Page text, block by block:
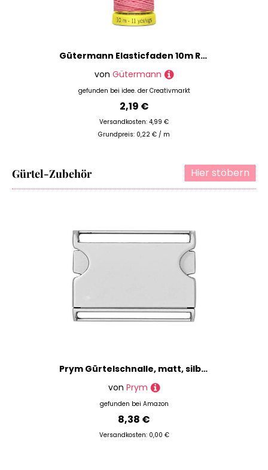
Gütermann Elasticfaden 10m Rosa
von Gütermann
gefunden bei idee. der Creativmarkt
2,19 €
Versandkosten: 4,99 €
Grundpreis: 0,22 € / m
Hier stöbern
Gürtel-Zubehör
Prym Gürtelschnalle, matt, silberfarben, 40 mm, Metall, 9,5 x 6 x 1,2 cm
von Prym
gefunden bei Amazon
8,38 €
Versandkosten: 0,00 €